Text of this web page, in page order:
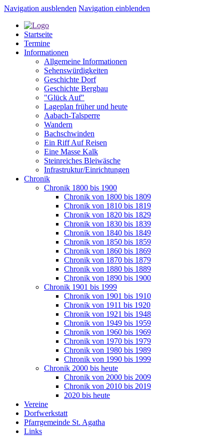
Navigation ausblenden Navigation einblenden
Startseite
Termine
Informationen
Allgemeine Informationen
Sehenswürdigkeiten
Geschichte Dorf
Geschichte Bergbau
"Glück Auf"
Lageplan früher und heute
Aabach-Talsperre
Wandern
Bachschwinden
Ein Riff Auf Reisen
Eine Masse Kalk
Steinreiches Bleiwäsche
Infrastruktur/Einrichtungen
Chronik
Chronik 1800 bis 1900
Chronik von 1800 bis 1809
Chronik von 1810 bis 1819
Chronik von 1820 bis 1829
Chronik von 1830 bis 1839
Chronik von 1840 bis 1849
Chronik von 1850 bis 1859
Chronik von 1860 bis 1869
Chronik von 1870 bis 1879
Chronik von 1880 bis 1889
Chronik von 1890 bis 1900
Chronik 1901 bis 1999
Chronik von 1901 bis 1910
Chronik von 1911 bis 1920
Chronik von 1921 bis 1948
Chronik von 1949 bis 1959
Chronik von 1960 bis 1969
Chronik von 1970 bis 1979
Chronik von 1980 bis 1989
Chronik von 1990 bis 1999
Chronik 2000 bis heute
Chronik von 2000 bis 2009
Chronik von 2010 bis 2019
2020 bis heute
Vereine
Dorfwerkstatt
Pfarrgemeinde St. Agatha
Links